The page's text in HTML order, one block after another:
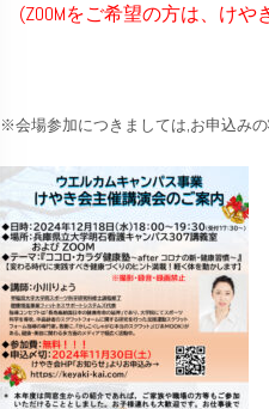
(ZOOMをご希望の方は、け
※会場参加につきましては,お申込み